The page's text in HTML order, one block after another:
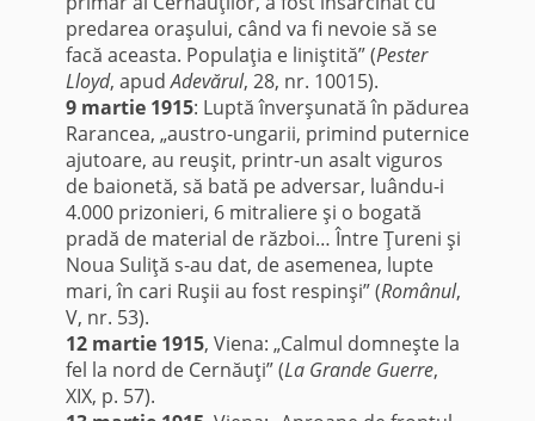
predarea oraşului, când va fi nevoie să se
facă aceasta. Populaţia e liniştită” (Pester
Lloyd, apudAdevărul, 28, nr. 10015).
9 martie 1915: Luptă înverşunată în pădurea
Rarancea, „austro-ungarii, primind puternice
ajutoare, au reuşit, printr-un asalt viguros
de baionetă, să bată pe adversar, luându-i
4.000 prizonieri, 6 mitraliere şi o bogată
pradă de material de război… Între Ţureni şi
Noua Suliţă s-au dat, de asemenea, lupte
mari, în cari Ruşii au fost respinşi” (Românul,
V, nr. 53).
12 martie 1915, Viena: „Calmul domneşte la
fel la nord de Cernăuţi” (La Grande Guerre,
XIX, p. 57).